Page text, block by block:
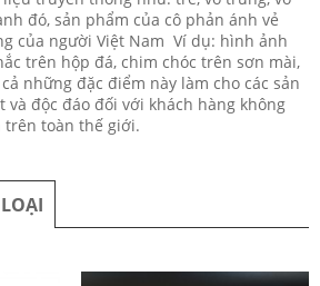
đó, sản phẩm của cô phản ánh vẻ
của người Việt Nam Ví dụ: hình ảnh
trên hộp đá, chim chóc trên sơn mài,
những đặc điểm này làm cho các sản
độc đáo đối với khách hàng không
trên toàn thế giới.